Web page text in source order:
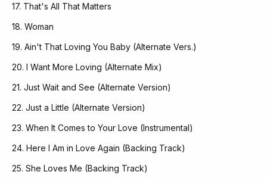
17. That's All That Matters
18. Woman
19. Ain't That Loving You Baby (Alternate Vers.)
20. I Want More Loving (Alternate Mix)
21. Just Wait and See (Alternate Version)
22. Just a Little (Alternate Version)
23. When It Comes to Your Love (Instrumental)
24. Here I Am in Love Again (Backing Track)
25. She Loves Me (Backing Track)